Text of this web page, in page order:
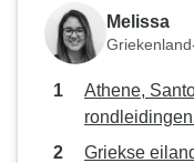
Melissa
Athene,
Griekse